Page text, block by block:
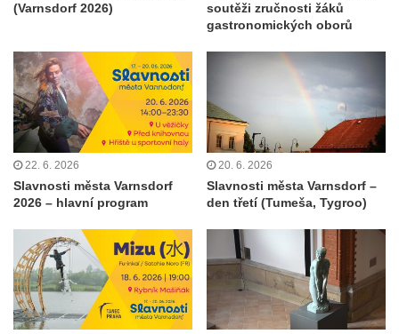
(Varnsdorf 2026)
soutěži zručnosti žáků
gastronomických oborů
22. 6. 2026
Slavnosti města Varnsdorf
2026 – hlavní program
20. 6. 2026
Slavnosti města Varnsdorf –
den třetí (Tumeša, Tygroo)